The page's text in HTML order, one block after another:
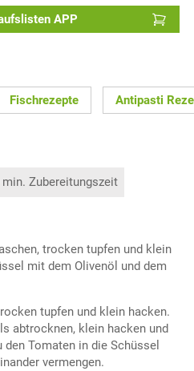
APP
Fischrezepte Antipasti
min. Zubereitungszeit
trocken tupfen und klein
mit dem Olivenöl und dem
tupfen und klein hacken.
abtrocknen, klein hacken und
Tomaten in die Schüssel
vermengen.